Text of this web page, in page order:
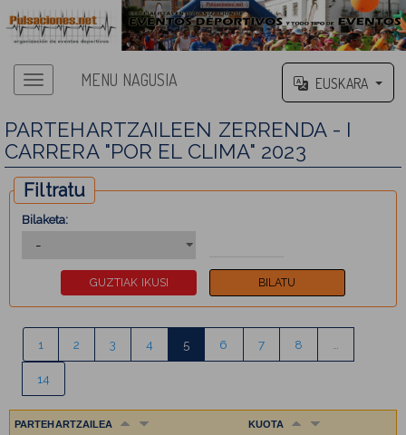
MENU NAGUSIA EUSKARA
PARTEHARTZAILEEN ZERRENDA - I
CARRERA "POR EL CLIMA" 2023
Filtratu
Bilaketa:
1 2 3 4 5 6 7 8
14
PARTEHARTZAILEA KUOTA